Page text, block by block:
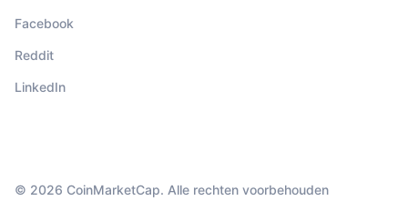
Facebook
Reddit
LinkedIn
© 2026 CoinMarketCap. Alle rechten voorbehouden